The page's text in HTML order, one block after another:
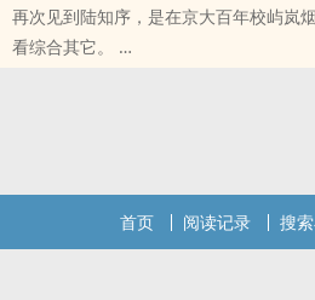
再次见到陆知序，是在京大百年校屿岚
看综合其它。
首页 阅读记录 搜